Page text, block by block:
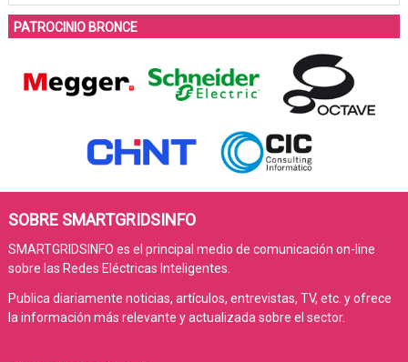
PATROCINIO BRONCE
SOBRE SMARTGRIDSINFO
SMARTGRIDSINFO es el principal medio de comunicación on-line
sobre las Redes Eléctricas Inteligentes.
Publica diariamente noticias, artículos, entrevistas, TV, etc. y ofrece
la información más relevante y actualizada sobre el sector.